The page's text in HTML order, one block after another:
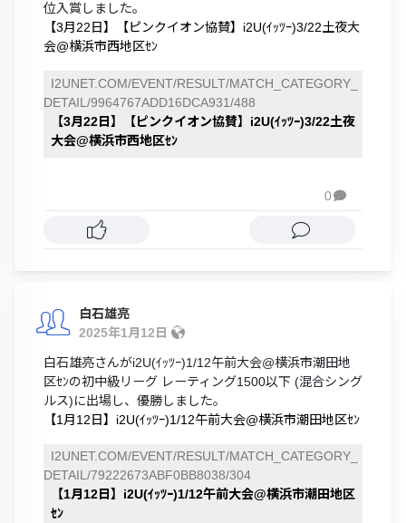
位入賞しました。
【3月22日】【ピンクイオン協賛】i2U(ｲｯﾂｰ)3/22土夜大
会@横浜市西地区ｾﾝ
I2UNET.COM/EVENT/RESULT/MATCH_CATEGORY_
DETAIL/9964767ADD16DCA931/488
【3月22日】【ピンクイオン協賛】i2U(ｲｯﾂｰ)3/22土夜
大会@横浜市西地区ｾﾝ
0
白石雄亮
2025年1月12日
白石雄亮さんがi2U(ｲｯﾂｰ)1/12午前大会@横浜市潮田地
区ｾﾝの初中級リーグ レーティング1500以下 (混合シング
ルス)に出場し、優勝しました。
【1月12日】i2U(ｲｯﾂｰ)1/12午前大会@横浜市潮田地区ｾﾝ
I2UNET.COM/EVENT/RESULT/MATCH_CATEGORY_
DETAIL/79222673ABF0BB8038/304
【1月12日】i2U(ｲｯﾂｰ)1/12午前大会@横浜市潮田地区
ｾﾝ